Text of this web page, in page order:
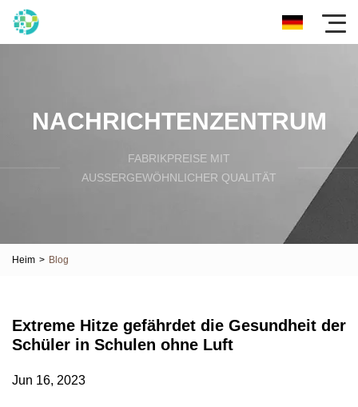
NACHRICHTENZENTRUM
FABRIKPREISE MIT
AUSSERGEWÖHNLICHER QUALITÄT
Heim > Blog
Extreme Hitze gefährdet die Gesundheit der
Schüler in Schulen ohne Luft
Jun 16, 2023